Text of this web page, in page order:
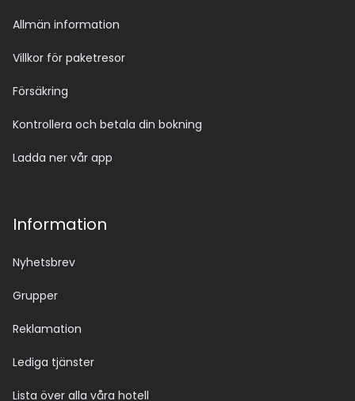
Allmän information
Villkor för paketresor
Försäkring
Kontrollera och betala din bokning
Ladda ner vår app
Information
Nyhetsbrev
Grupper
Reklamation
Lediga tjänster
Lista över alla våra hotell